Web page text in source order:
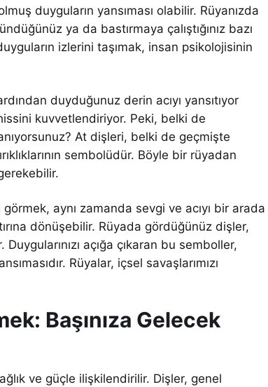
duyguların yansıması olabilir. Rüyanızda
ya da bastırmaya çalıştığınız bazı
izlerini taşımak, insan psikolojisinin
duyduğunuz derin acıyı yansıtıyor
kuvvetlendiriyor. Peki, belki de
At dişleri, belki de geçmişte
sembolüdür. Böyle bir rüyadan
aynı zamanda sevgi ve acıyı bir arada
dönüşebilir. Rüyada gördüğünüz dişler,
açığa çıkaran bu semboller,
Rüyalar, içsel savaşlarımızı
Başınıza Gelecek
ve güçle ilişkilendirilir. Dişler, genel